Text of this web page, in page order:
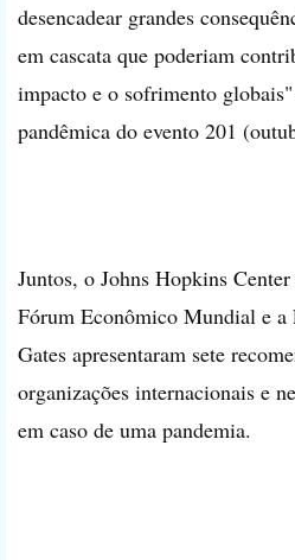
desencadear grandes
em cascata que poderiam
impacto e o sofrimento
pandêmica do evento 201
Juntos, o Johns Hopkins
Fórum Econômico Mundial e
Gates apresentaram sete
organizações internacionais e
em caso de uma pandemia.